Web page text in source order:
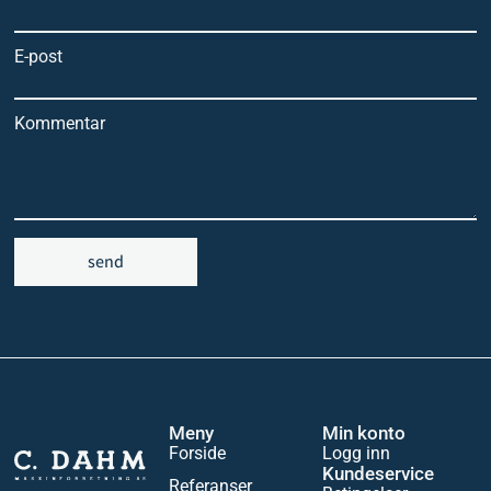
E-post
Kommentar
send
Meny
Forside
Referanser
Min konto
Logg inn
Kundeservice